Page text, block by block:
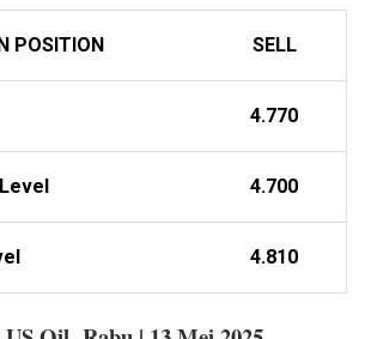
POSITION SELL
4.770
4.700
4.810